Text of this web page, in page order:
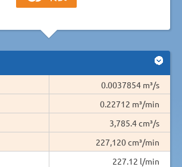
0.0037854 m³/s
0.22712 m³/min
3,785.4 cm³/s
227,120 cm³/min
227.12 l/min